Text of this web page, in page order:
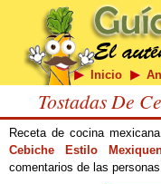
Inicio
Tostadas De
Receta de cocina
Cebiche Estilo
comentarios de las